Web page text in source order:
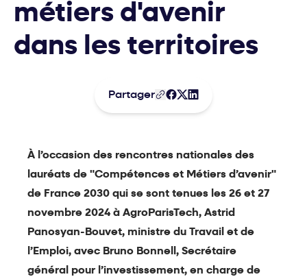
métiers d'avenir
dans les territoires
Partager
À l’occasion des rencontres nationales des
lauréats de "Compétences et Métiers d’avenir"
de France 2030 qui se sont tenues les 26 et 27
novembre 2024 à AgroParisTech, Astrid
Panosyan-Bouvet, ministre du Travail et de
l’Emploi, avec Bruno Bonnell, Secrétaire
général pour l’investissement, en charge de